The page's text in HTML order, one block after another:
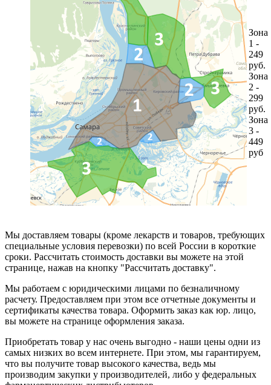
Зона
1 -
249
руб.
Зона
2 -
299
руб.
Зона
3 -
449
руб
Мы доставляем товары (кроме лекарств и товаров, требующих
специальные условия перевозки) по всей России в короткие
сроки. Рассчитать стоимость доставки вы можете на этой
странице, нажав на кнопку "Рассчитать доставку".
Мы работаем с юридическими лицами по безналичному
расчету. Предоставляем при этом все отчетные документы и
сертификаты качества товара. Оформить заказ как юр. лицо,
вы можете на странице оформления заказа.
Приобретать товар у нас очень выгодно - наши цены одни из
самых низких во всем интернете. При этом, мы гарантируем,
что вы получите товар высокого качества, ведь мы
производим закупки у производителей, либо у федеральных